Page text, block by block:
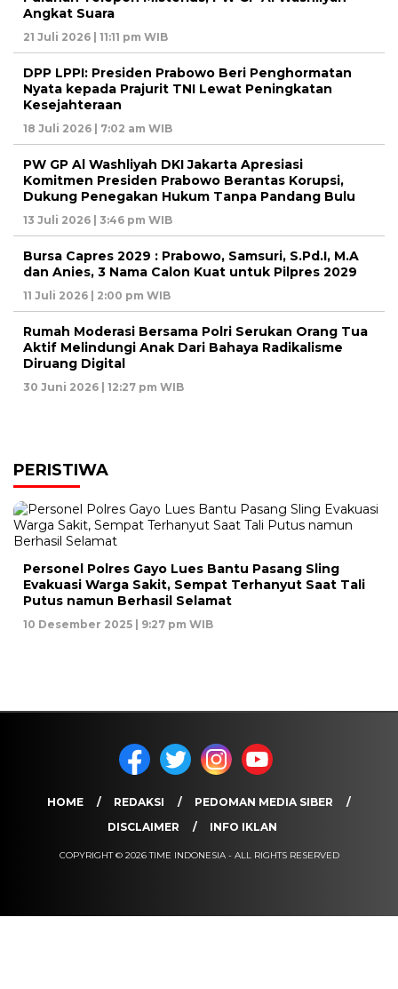
Angkat Suara
21 Juli 2026 | 11:11 pm WIB
DPP LPPI: Presiden Prabowo Beri Penghormatan
Nyata kepada Prajurit TNI Lewat Peningkatan
Kesejahteraan
18 Juli 2026 | 7:02 am WIB
PW GP Al Washliyah DKI Jakarta Apresiasi
Komitmen Presiden Prabowo Berantas Korupsi,
Dukung Penegakan Hukum Tanpa Pandang Bulu
13 Juli 2026 | 3:46 pm WIB
Bursa Capres 2029 : Prabowo, Samsuri, S.Pd.I, M.A
dan Anies, 3 Nama Calon Kuat untuk Pilpres 2029
11 Juli 2026 | 2:00 pm WIB
Rumah Moderasi Bersama Polri Serukan Orang Tua
Aktif Melindungi Anak Dari Bahaya Radikalisme
Diruang Digital
30 Juni 2026 | 12:27 pm WIB
PERISTIWA
Personel Polres Gayo Lues Bantu Pasang Sling
Evakuasi Warga Sakit, Sempat Terhanyut Saat Tali
Putus namun Berhasil Selamat
10 Desember 2025 | 9:27 pm WIB
HOME REDAKSI
PEDOMAN MEDIA SIBER
DISCLAIMER
INFO IKLAN
COPYRIGHT © 2026 TIME INDONESIA - ALL RIGHTS RESERVED